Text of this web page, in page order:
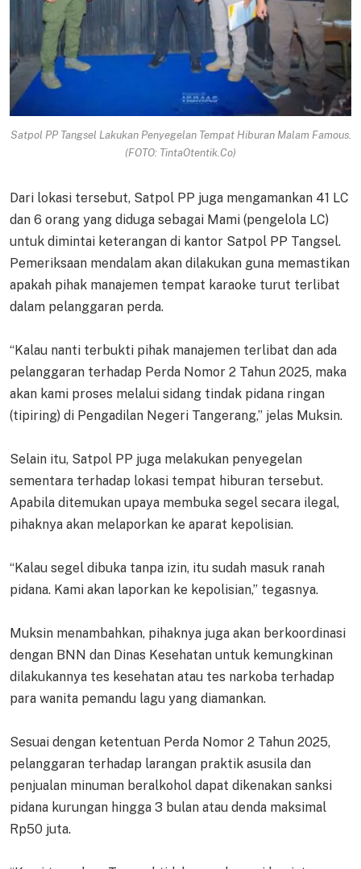
Satpol PP Tangsel Lakukan Penyegelan Tempat Hiburan Malam Famous.
(FOTO: TintaOtentik.Co)
Dari lokasi tersebut, Satpol PP juga mengamankan 41 LC
dan 6 orang yang diduga sebagai Mami (pengelola LC)
untuk dimintai keterangan di kantor Satpol PP Tangsel.
Pemeriksaan mendalam akan dilakukan guna memastikan
apakah pihak manajemen tempat karaoke turut terlibat
dalam pelanggaran perda.
“Kalau nanti terbukti pihak manajemen terlibat dan ada
pelanggaran terhadap Perda Nomor 2 Tahun 2025, maka
akan kami proses melalui sidang tindak pidana ringan
(tipiring) di Pengadilan Negeri Tangerang,” jelas Muksin.
Selain itu, Satpol PP juga melakukan penyegelan
sementara terhadap lokasi tempat hiburan tersebut.
Apabila ditemukan upaya membuka segel secara ilegal,
pihaknya akan melaporkan ke aparat kepolisian.
“Kalau segel dibuka tanpa izin, itu sudah masuk ranah
pidana. Kami akan laporkan ke kepolisian,” tegasnya.
Muksin menambahkan, pihaknya juga akan berkoordinasi
dengan BNN dan Dinas Kesehatan untuk kemungkinan
dilakukannya tes kesehatan atau tes narkoba terhadap
para wanita pemandu lagu yang diamankan.
Sesuai dengan ketentuan Perda Nomor 2 Tahun 2025,
pelanggaran terhadap larangan praktik asusila dan
penjualan minuman beralkohol dapat dikenakan sanksi
pidana kurungan hingga 3 bulan atau denda maksimal
Rp50 juta.